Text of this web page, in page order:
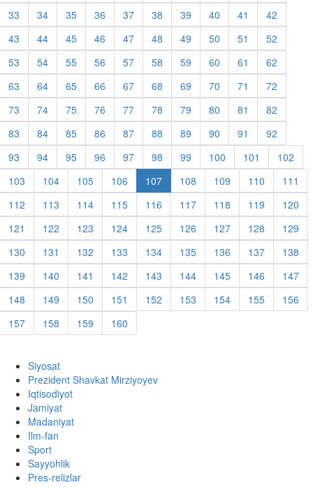
33
34 35 36 37 38 39 40 41
42
43
44 45 46 47 48 49 50 51
52
53
54 55 56 57 58 59 60 61
62
63
64 65 66 67 68 69 70 71
72
73
74 75 76 77 78 79 80 81
82
83
84 85 86 87 88 89 90 91
92
93
94 95 96 97 98 99 100 101
102
103
104 105 106 107 108 109 110
111
112
113 114 115 116 117 118 119
120
121
122 123 124 125 126 127 128
129
130
131 132 133 134 135 136 137
138
139
140 141 142 143 144 145 146
147
148
149 150 151 152 153 154 155
156
157
158 159 160
Siyosat
Prezident Shavkat Mirziyoyev
Iqtisodiyot
Jamiyat
Madaniyat
Ilm-fan
Sport
Sayyohlik
Pres-relizlar